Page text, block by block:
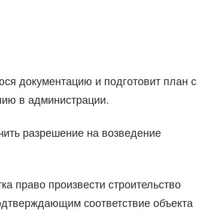
документацию и подготовит план с
в администрации.
разрешение на возведение
право произвести строительство
соответствие объекта